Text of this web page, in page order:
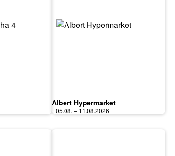
Albert Hypermarket
05.08. – 11.08.2026